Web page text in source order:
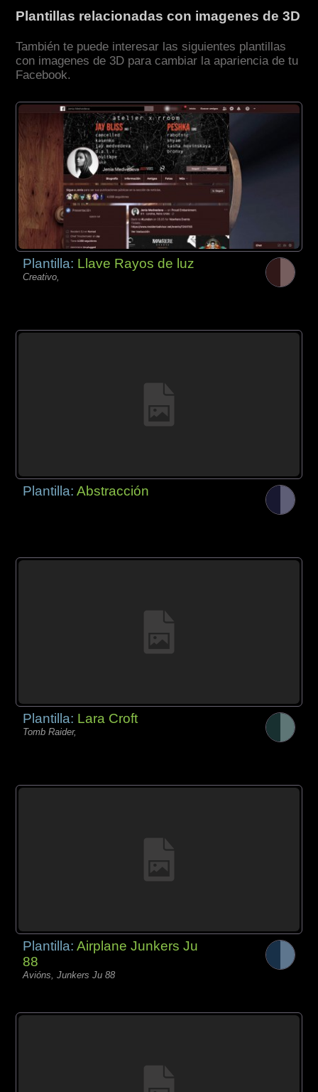
Plantillas relacionadas con imagenes de 3D
También te puede interesar las siguientes plantillas
con imagenes de 3D para cambiar la apariencia de tu
Facebook.
Plantilla: Llave Rayos de luz
Creativo,
Plantilla:Abstracción
Plantilla: Lara Croft
Tomb Raider,
Plantilla:Airplane Junkers Ju
88
Avións, Junkers Ju 88